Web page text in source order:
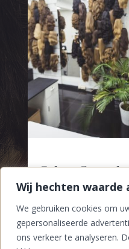
Wij hechten waarde
We gebruiken cookies om
gepersonaliseerde
ons verkeer te analyseren.
Sehen Sie
an
PORTFOLIO IN